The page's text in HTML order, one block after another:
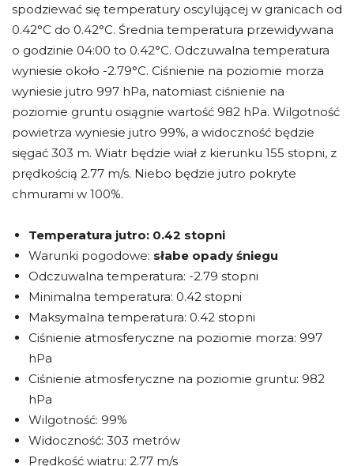
spodziewać się temperatury oscylującej w granicach od
0.42°C do 0.42°C. Średnia temperatura przewidywana
o godzinie 04:00 to 0.42°C. Odczuwalna temperatura
wyniesie około -2.79°C. Ciśnienie na poziomie morza
wyniesie jutro 997 hPa, natomiast ciśnienie na
poziomie gruntu osiągnie wartość 982 hPa. Wilgotność
powietrza wyniesie jutro 99%, a widoczność będzie
sięgać 303 m. Wiatr będzie wiał z kierunku 155 stopni, z
prędkością 2.77 m/s. Niebo będzie jutro pokryte
chmurami w 100%.
Temperatura jutro: 0.42 stopni
Warunki pogodowe: słabe opady śniegu
Odczuwalna temperatura: -2.79 stopni
Minimalna temperatura: 0.42 stopni
Maksymalna temperatura: 0.42 stopni
Ciśnienie atmosferyczne na poziomie morza: 997
hPa
Ciśnienie atmosferyczne na poziomie gruntu: 982
hPa
Wilgotność: 99%
Widoczność: 303 metrów
Prędkość wiatru: 2.77 m/s